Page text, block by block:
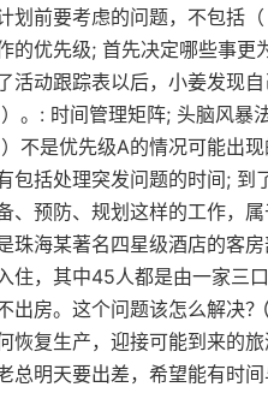
划前要考虑的问题，不包括
的优先级; 首先决定哪些事更
活动跟踪表以后，小姜发现
。: 时间管理矩阵; 头脑风暴
不是优先级A的情况可能出
包括处理突发问题的时间; 到
、预防、规划这样的工作，
珠海某著名四星级酒店的客
住，其中45人都是由一家三
出房。这个问题该怎么解决
恢复生产，迎接可能到来的
总明天要出差，希望能有时